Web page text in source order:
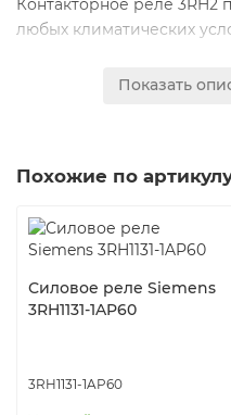
Контакторное реле 3RH2
любых климатических
согласно EN 50274.
Надежность
Высокая стабильность
напряжениях и токах
электронных цепях с
В.
Гашение
RC элементы,
Показать
Похожие по
Силовое реле Siemens
3RH1131-1AP60
3RH1131-1AP60